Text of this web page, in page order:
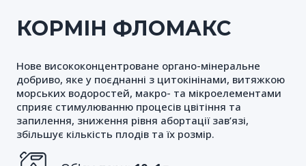
КОРМІН ФЛОМАКС
Нове висококонцентроване органо-мінеральне
добриво, яке у поєднанні з цитокінінами, витяжкою
морських водоростей, макро- та мікроелементами
сприяє стимулюванню процесів цвітіння та
запилення, зниження рівня абортації зав’язі,
збільшує кількість плодів та їх розмір.